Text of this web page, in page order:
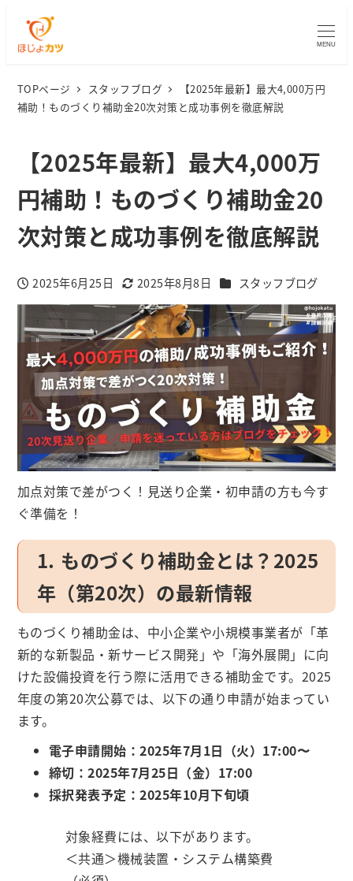
MENU
TOPページ スタッフブログ
【2025年最新】最大4,000万円
補助！ものづくり補助金20次対策と成功事例を徹底解説
【2025年最新】最大4,000万
円補助！ものづくり補助金20
次対策と成功事例を徹底解説
投稿日
2025年6月25日
更新日
2025年8月8日 カテゴリー
スタッフブログ
加点対策で差がつく！見送り企業・初申請の方も今す
ぐ準備を！
1. ものづくり補助金とは？2025
年（第20次）の最新情報
ものづくり補助金は、中小企業や小規模事業者が「革
新的な新製品・新サービス開発」や「海外展開」に向
けた設備投資を行う際に活用できる補助金です。2025
年度の第20次公募では、以下の通り申請が始まってい
ます。
電子申請開始：2025年7月1日（火）17:00〜
締切：2025年7月25日（金）17:00
採択発表予定：2025年10月下旬頃
対象経費には、以下があります。
＜共通＞機械装置・システム構築費